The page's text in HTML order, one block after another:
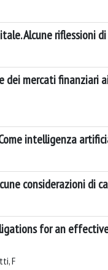
Alcune riflessioni
dei mercati finanziari
intelligenza
considerazioni di
for an
F